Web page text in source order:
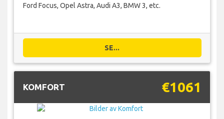
Ford Focus, Opel Astra, Audi A3, BMW 3, etc.
SE...
KOMFORT €1061